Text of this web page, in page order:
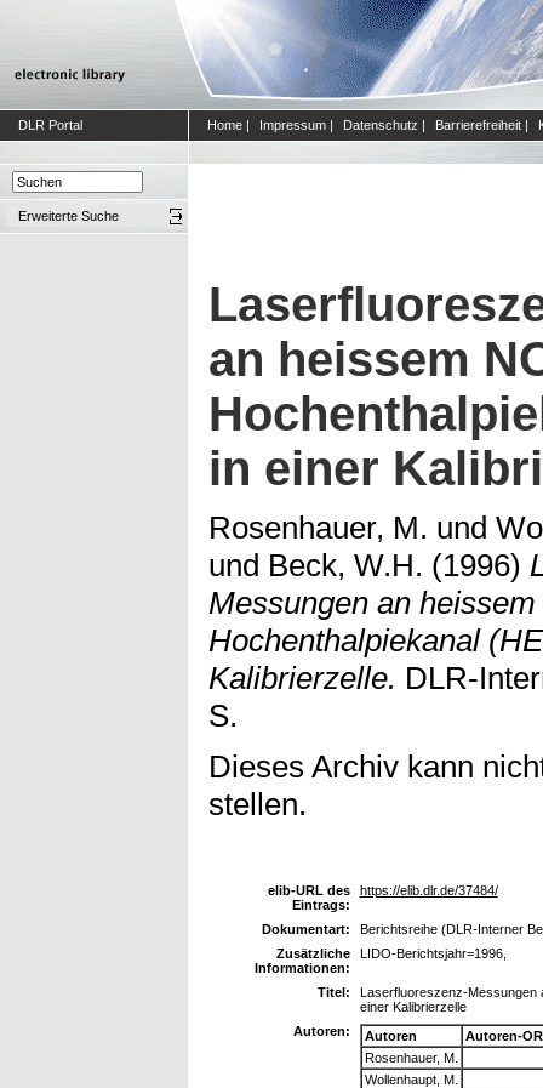
DLR Portal Home | Impressum | Datenschutz | Barrierefreiheit |
Erweiterte Suche
an heissem
in einer
Rosenhauer, M. und
und Beck, W.H. (1996)
Messungen an
Hochenthalpiekanal
Kalibrierzelle. DLR-
S.
Dieses Archiv kann
stellen.
elib-URL des
Eintrags:
https://elib.dlr.de/37484/
Dokumentart:
Berichtsreihe (DLR-Interner
Zusätzliche
Informationen:
LIDO-Berichtsjahr=1996,
Titel:
Laserfluoreszenz-Messungen
einer Kalibrierzelle
Autoren:
Autoren
Autoren-
Rosenhauer, M.
Wollenhaupt, M.